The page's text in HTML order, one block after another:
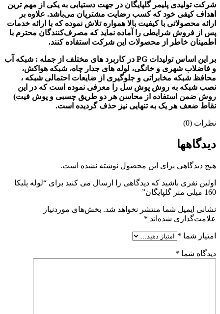
شرکت تولیدی پلیمر گلپایگان در جهت دستیابی به یکی از مهم ترین
اهداف کیفی خود که کسب رضایت مشتریان می‌باشد. علاوه بر
ارائه محصولاتی با کیفیت بالا همواره تلاش نموده که با ارائه خدمات
پس‌ از فروش شرایطی را آماده نماید که مصرف‌کنندگان محترم با
اطمینان خاطر از محصولات این شرکت استفاده کنند.
بر این اساس تولیدات PG در کاربرد های مختلف از جمله : شبکه آب
و فاضلاب شهری و خانگی، لوله های جدار چاه، شبکه هواکش،
محافظ شبکه مخابراتی و جلوگیری از ضایعات احتمالی شبکه ،
نصب شبکه به روش پوش سل را معرفی نموده است که در این
روش ضمن استفاده از محاسن هر دو طریق چسبی و پوش فیت)
نقاط ضعف هر یک به تنهایی نیز حذف گردیده است.
نظرات (0)
دیدگاهها
هیچ دیدگاهی برای این محصول نوشته نشده است.
اولین نفری باشید که دیدگاهی را ارسال می کنید برای “لوله پلیکا
160 میلی متر گلپایگان”
نشانی ایمیل شما منتشر نخواهد شد. بخش‌های موردنیاز
علامت‌گذاری شده‌اند *
امتیاز شما *
دیدگاه شما *